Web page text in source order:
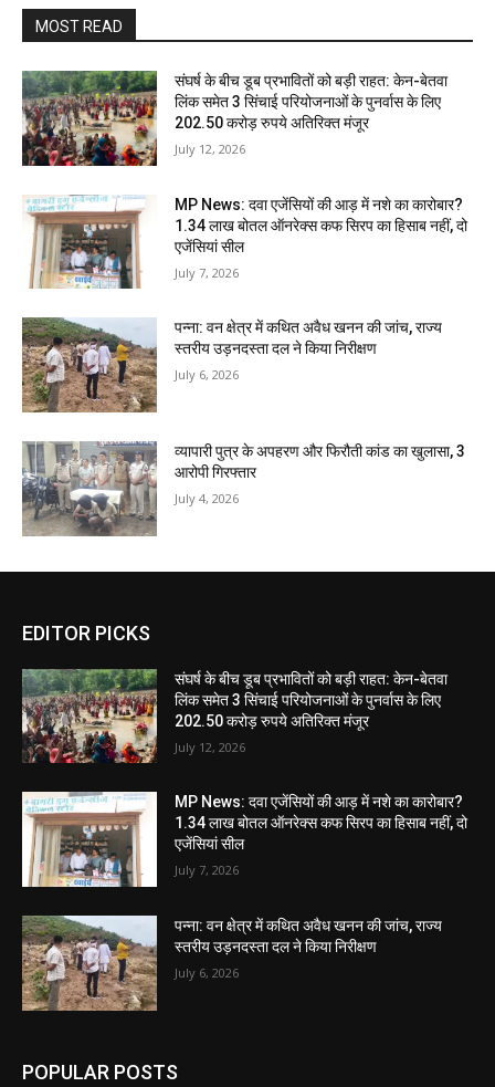
MOST READ
संघर्ष के बीच डूब प्रभावितों को बड़ी राहत: केन-बेतवा
लिंक समेत 3 सिंचाई परियोजनाओं के पुनर्वास के लिए
202.50 करोड़ रुपये अतिरिक्त मंजूर
July 12, 2026
MP News: दवा एजेंसियों की आड़ में नशे का कारोबार?
1.34 लाख बोतल ऑनरेक्स कफ सिरप का हिसाब नहीं, दो
एजेंसियां सील
July 7, 2026
पन्ना: वन क्षेत्र में कथित अवैध खनन की जांच, राज्य
स्तरीय उड़नदस्ता दल ने किया निरीक्षण
July 6, 2026
व्यापारी पुत्र के अपहरण और फिरौती कांड का खुलासा, 3
आरोपी गिरफ्तार
July 4, 2026
EDITOR PICKS
संघर्ष के बीच डूब प्रभावितों को बड़ी राहत: केन-बेतवा
लिंक समेत 3 सिंचाई परियोजनाओं के पुनर्वास के लिए
202.50 करोड़ रुपये अतिरिक्त मंजूर
July 12, 2026
MP News: दवा एजेंसियों की आड़ में नशे का कारोबार?
1.34 लाख बोतल ऑनरेक्स कफ सिरप का हिसाब नहीं, दो
एजेंसियां सील
July 7, 2026
पन्ना: वन क्षेत्र में कथित अवैध खनन की जांच, राज्य
स्तरीय उड़नदस्ता दल ने किया निरीक्षण
July 6, 2026
POPULAR POSTS